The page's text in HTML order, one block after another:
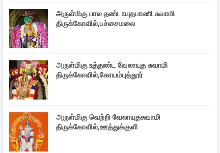
அருள்மிகு பால தண்டாயுதபாணி சுவாமி
திருக்கோவில்,பச்சைமலை
அருள்மிகு உத்தண்ட வேலாயுத சுவாமி
திருக்கோவில்,கோயம்புத்தூர்
அருள்மிகு வெற்றி வேலாயுதசுவாமி
திருக்கோவில்,ஊத்துக்குளி